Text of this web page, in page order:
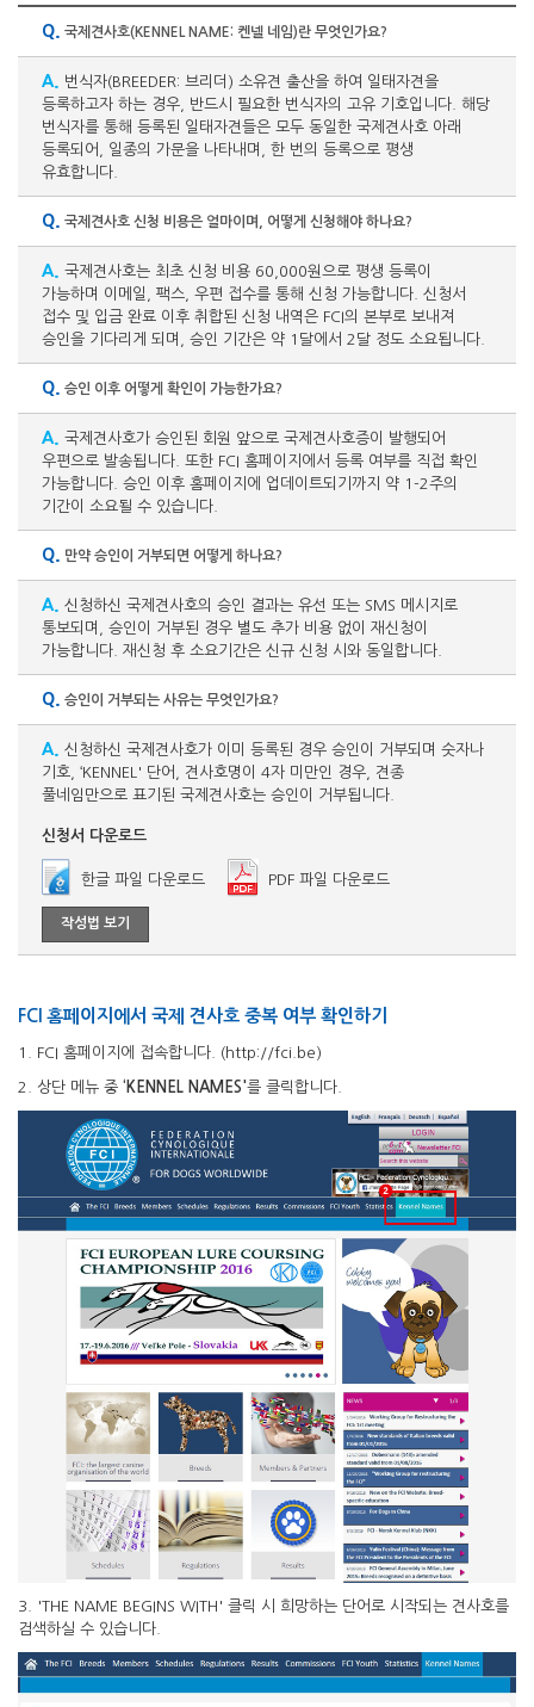
Q. 국제견사호(KENNEL NAME: 켄넬 네임)란 무엇인가요?
A. 번식자(BREEDER: 브리더) 소유견 출산을 하여 일태자견을
등록하고자 하는 경우, 반드시 필요한 번식자의 고유 기호입니다. 해당
번식자를 통해 등록된 일태자견들은 모두 동일한 국제견사호 아래
등록되어, 일종의 가문을 나타내며, 한 번의 등록으로 평생
유효합니다.
Q. 국제견사호 신청 비용은 얼마이며, 어떻게 신청해야 하나요?
A. 국제견사호는 최초 신청 비용 60,000원으로 평생 등록이
가능하며 이메일, 팩스, 우편 접수를 통해 신청 가능합니다. 신청서
접수 및 입금 완료 이후 취합된 신청 내역은 FCI의 본부로 보내져
승인을 기다리게 되며, 승인 기간은 약 1달에서 2달 정도 소요됩니다.
Q. 승인 이후 어떻게 확인이 가능한가요?
A. 국제견사호가 승인된 회원 앞으로 국제견사호증이 발행되어
우편으로 발송됩니다. 또한 FCI 홈페이지에서 등록 여부를 직접 확인
가능합니다. 승인 이후 홈페이지에 업데이트되기까지 약 1-2주의
기간이 소요될 수 있습니다.
Q. 만약 승인이 거부되면 어떻게 하나요?
A. 신청하신 국제견사호의 승인 결과는 유선 또는 SMS 메시지로
통보되며, 승인이 거부된 경우 별도 추가 비용 없이 재신청이
가능합니다. 재신청 후 소요기간은 신규 신청 시와 동일합니다.
Q. 승인이 거부되는 사유는 무엇인가요?
A. 신청하신 국제견사호가 이미 등록된 경우 승인이 거부되며 숫자나
기호, ‘KENNEL' 단어, 견사호명이 4자 미만인 경우, 견종
풀네임만으로 표기된 국제견사호는 승인이 거부됩니다.
신청서 다운로드
한글 파일 다운로드 PDF 파일 다운로드
작성법 보기
FCI 홈페이지에서 국제 견사호 중복 여부 확인하기
1. FCI 홈페이지에 접속합니다. (http://fci.be)
2. 상단 메뉴 중 ‘KENNEL NAMES'를 클릭합니다.
3. 'THE NAME BEGINS WITH' 클릭 시 희망하는 단어로 시작되는 견사호를
검색하실 수 있습니다.